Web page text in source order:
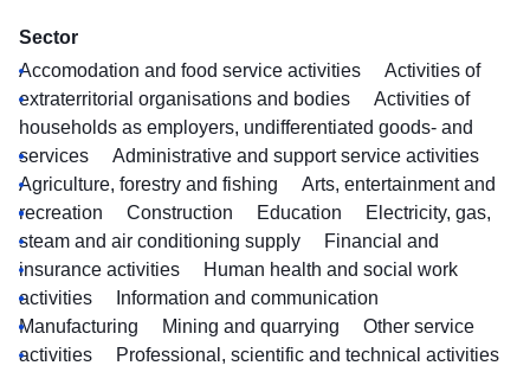
Sector
Accomodation and food service activities
Activities of
extraterritorial organisations and bodies
Activities of
households as employers, undifferentiated goods- and
services
Administrative and support service activities
Agriculture, forestry and fishing
Arts, entertainment and
recreation
Construction Education
Electricity, gas,
steam and air conditioning supply
Financial and
insurance activities
Human health and social work
activities
Information and communication
Manufacturing
Mining and quarrying
Other service
activities
Professional, scientific and technical activities